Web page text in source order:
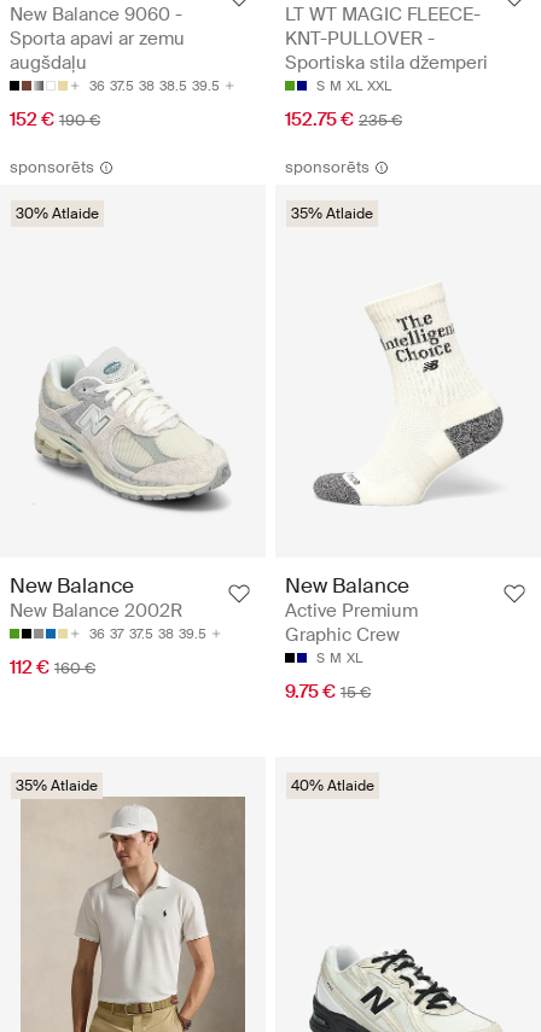
New Balance 9060 -
Sporta apavi ar zemu
augšdaļu
36 37.5 38 38.5 39.5
152 € 190 €
LT WT MAGIC FLEECE-
KNT-PULLOVER -
Sportiska stila džemperi
S M XL XXL
152.75 € 235 €
sponsorēts
30% Atlaide
New Balance
New Balance 2002R
36 37 37.5 38 39.5
112 € 160 €
sponsorēts
35% Atlaide
New Balance
Active Premium
Graphic Crew
S M XL
9.75 € 15 €
35% Atlaide 40% Atlaide